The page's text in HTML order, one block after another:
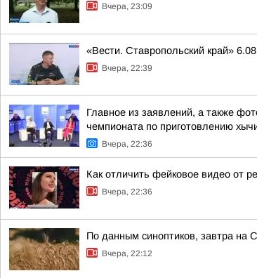
Вчера, 23:09
«Вести. Ставропольский край»
Вчера, 22:39
Главное из заявлений, а также
чемпионата по приготовлению
Вчера, 22:36
Как отличить фейковое видео от
Вчера, 22:36
По данным синоптиков, завтра на
Вчера, 22:12